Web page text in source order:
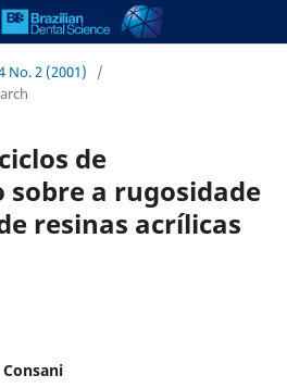
No. 2 (2001)
/
de
sobre a rugosidade
resinas acrílicas